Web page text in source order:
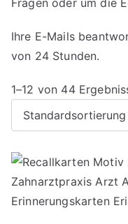
Fragen oder um die
Ihre E-Mails
von 24 Stunden.
1–12 von 44